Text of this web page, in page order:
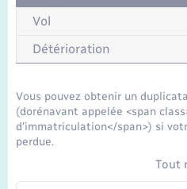
Numérique
Sécurité - Prévention
La Communauté de
Vol
Détérioration
Vous pouvez obtenir un
(dorénavant appelée <span
d'immatriculation</span>) si
perdue.
Tout